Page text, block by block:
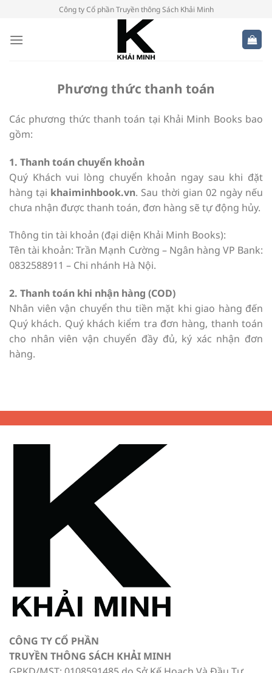
nội
Công ty Cổ phần Truyền thông Sách Khải Minh
Phương thức thanh toán
Các phương thức thanh toán tại Khải Minh Books bao
gồm:
1. Thanh toán chuyển khoản
Quý Khách vui lòng chuyển khoản ngay sau khi đặt
hàng tại khaiminhbook.vn. Sau thời gian 02 ngày nếu
chưa nhận được thanh toán, đơn hàng sẽ tự động hủy.
Thông tin tài khoản (đại diện Khải Minh Books):
Tên tài khoản: Trần Mạnh Cường – Ngân hàng VP Bank:
0832588911 – Chi nhánh Hà Nội.
2. Thanh toán khi nhận hàng (COD)
Nhân viên vận chuyển thu tiền mặt khi giao hàng đến
Quý khách. Quý khách kiểm tra đơn hàng, thanh toán
cho nhân viên vận chuyển đầy đủ, ký xác nhận đơn
hàng.
CÔNG TY CỔ PHẦN
TRUYỀN THÔNG SÁCH KHẢI MINH